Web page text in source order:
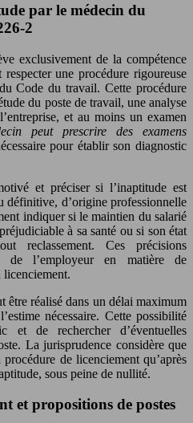
par le médecin du
2
exclusivement de la compétence
une procédure rigoureuse
Code du travail. Cette procédure
du poste de travail, une analyse
et au moins un examen
peut prescrire des examens
pour établir son diagnostic
et préciser si l’inaptitude est
définitive, d’origine professionnelle
indiquer si le maintien du salarié
à sa santé ou si son état
reclassement. Ces précisions
de l’employeur en matière de
licenciement.
être réalisé dans un délai maximum
nécessaire. Cette possibilité
et de rechercher d’éventuelles
La jurisprudence considère que
de licenciement qu’après
sous peine de nullité.
et propositions de postes